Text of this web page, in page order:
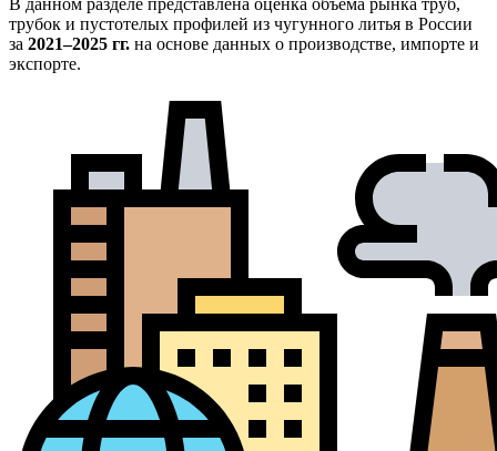
трубок и пустотелых профилей из чугунного литья в России
за 2021–2025 гг. на основе данных о производстве, импорте и
экспорте.